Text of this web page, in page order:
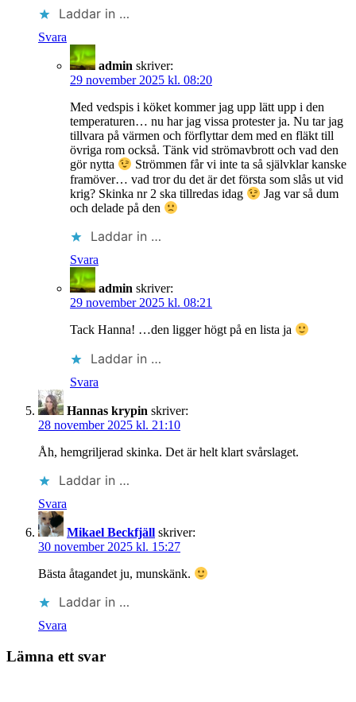
Laddar in …
Svara
admin skriver:
29 november 2025 kl. 08:20
Med vedspis i köket kommer jag upp lätt upp i den
temperaturen… nu har jag vissa protester ja. Nu tar jag
tillvara på värmen och förflyttar dem med en fläkt till
övriga rom också. Tänk vid strömavbrott och vad den
gör nytta
Strömmen får vi inte ta så självklar kanske
framöver… vad tror du det är det första som slås ut vid
krig? Skinka nr 2 ska tillredas idag
Jag var så dum
och delade på den
Laddar in …
Svara
admin skriver:
29 november 2025 kl. 08:21
Tack Hanna! …den ligger högt på en lista ja
Laddar in …
Svara
Hannas krypin skriver:
28 november 2025 kl. 21:10
Åh, hemgriljerad skinka. Det är helt klart svårslaget.
Laddar in …
Svara
Mikael Beckfjäll skriver:
30 november 2025 kl. 15:27
Bästa åtagandet ju, munskänk.
Laddar in …
Svara
Lämna ett svar